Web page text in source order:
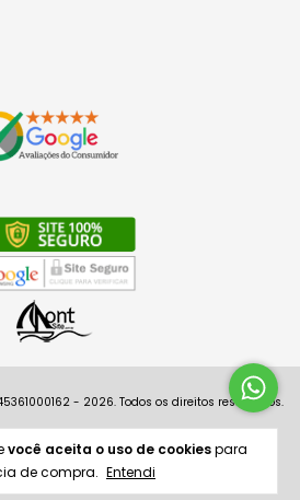
você aceita o uso de cookiespara
de compra. Entendi
- 2026. Todos os direitos reservados.